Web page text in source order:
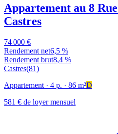
Appartement au 8 Rue
Castres
74 000 €
Rendement net6,5 %
Rendement brut8,4 %
Castres(81)
Appartement · 4 p. · 86 m²D
581 € de loyer mensuel